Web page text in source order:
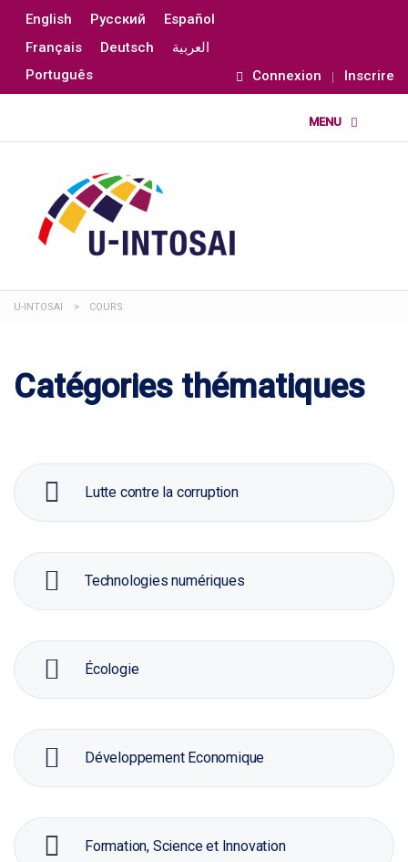
English Русский
Español
Français
Deutsch
العربية
Português
Connexion Inscrire
U-INTOSAI > COURS
Catégories thématiques
Lutte contre la corruption
Technologies numériques
Écologie
Développement Economique
Formation, Science et Innovation